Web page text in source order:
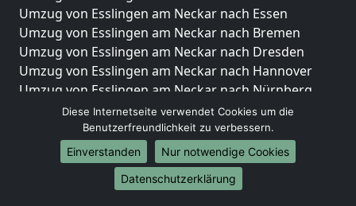
Umzug von Esslingen am Neckar nach Essen
Umzug von Esslingen am Neckar nach Bremen
Umzug von Esslingen am Neckar nach Dresden
Umzug von Esslingen am Neckar nach Hannover
Umzug von Esslingen am Neckar nach Nürnberg
Umzug von Esslingen am Neckar nach Duisburg
Umzug von Esslingen am Neckar nach Bochum
Umzug von Esslingen am Neckar nach Wuppertal
Umzug von Esslingen am Neckar nach Bielefeld
Umzug von Esslingen am Neckar nach Bonn
Diese Internetseite verwendet Cookies um die
Benutzerfreundlichkeit zu verbessern.
Einverstanden
Nur notwendige Cookies
Datenschutzerklärung